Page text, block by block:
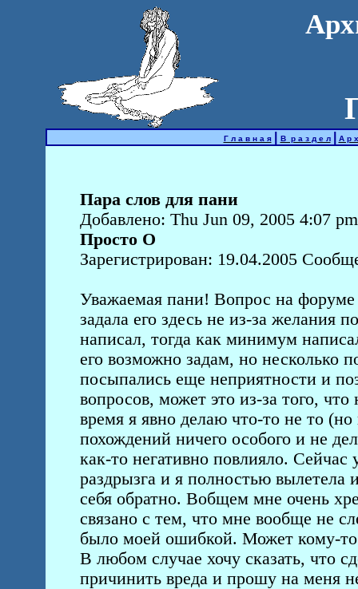
Г л а в н а я В р а з д е л А р
Пара слов для пани
Добавлено: Thu Jun 09, 2005 4:07 pm
Просто О
Зарегистрирован: 19.04.2005
Уважаемая пани! Вопрос на форуме
задала его здесь не из-за желания
написал, тогда как минимум
его возможно задам, но несколько
посыпались еще неприятности и
вопросов, может это из-за того,
время я явно делаю что-то не то
похождений ничего особого и не
как-то негативно повлияло.
раздрызга и я полностью вылетела
себя обратно. Вобщем мне очень
связано с тем, что мне вообще не
было моей ошибкой. Может кому-то
В любом случае хочу сказать, что
причинить вреда и прошу на меня